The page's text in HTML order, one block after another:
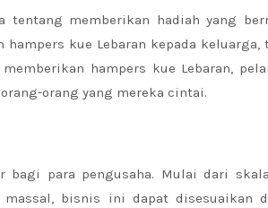
tentang memberikan hadiah yang
kue Lebaran kepada keluarga,
hampers kue Lebaran,
orang yang mereka cintai.
bagi para pengusaha. Mulai dari
bisnis ini dapat disesuaikan